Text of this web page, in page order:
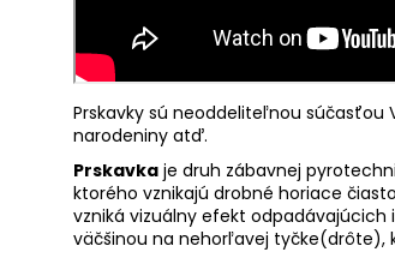
Prskavky sú neoddeliteľnou súčasťou
narodeniny atď.
Prskavka je druh zábavnej
ktorého vznikajú drobné horiace
vzniká vizuálny efekt odpadávajúcich
väčšinou na nehorľavej tyčke(drôte),